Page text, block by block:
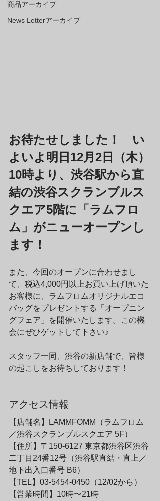
商品アーカイブ
News Letterアーカイブ
お待たせしました！　い
よいよ明日12月2日（木）
10時より、渋谷駅から直
結の渋谷スクランブルス
クエア5階に「ラムフロ
ム」がニューオープンし
ます！
また、今回のオープンに合わせまし
て、税込4,000円以上お買い上げ頂いた
お客様に、ラムフロムオリジナルエコ
バッグをプレゼントする「オープニン
グフェア」を開催いたします。この機
会にぜひゲットして下さい♪
スタッフ一同、渋谷の新店舗で、皆様
の起こしをお待ちしております！
アクセス情報
【店舗名】LAMMFOMM（ラムフロム
／渋谷スクランブルスクエア 5F）
【住所】〒150-6127 東京都渋谷区渋谷
二丁目24番12号（渋谷駅直結・直上／
地下出入口番号 B6）
【TEL】03-5454-0450（12/02から）
【営業時間】10時〜21時